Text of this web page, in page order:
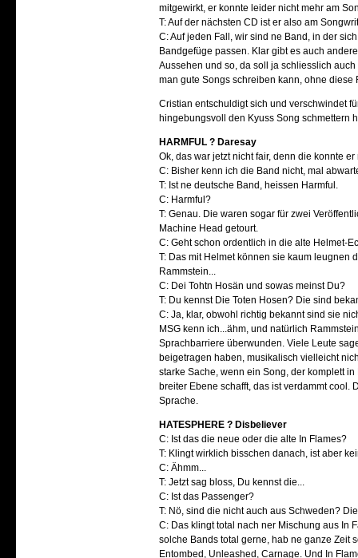
mitgewirkt, er konnte leider nicht mehr am
T: Auf der nächsten CD ist er also am
C: Auf jeden Fall, wir sind ne Band, in der
Bandgefüge passen. Klar gibt es auch
Aussehen und so, da soll ja schliesslich
man gute Songs schreiben kann, ohne
Cristian entschuldigt sich und verschwindet
hingebungsvoll den Kyuss Song schmettern
HARMFUL ? Daresay
Ok, das war jetzt nicht fair, denn die konnte
C: Bisher kenn ich die Band nicht, mal
T: Ist ne deutsche Band, heissen Harmful.
C: Harmful?
T: Genau. Die waren sogar für zwei
Machine Head getourt.
C: Geht schon ordentlich in die alte Helmet-
T: Das mit Helmet können sie kaum leugnen
Rammstein...
C: Dei Tohtn Hosän und sowas meinst Du?
T: Du kennst Die Toten Hosen? Die sind
C: Ja, klar, obwohl richtig bekannt sind sie
MSG kenn ich...ähm, und natürlich
Sprachbarriere überwunden. Viele Leute
beigetragen haben, musikalisch vielleicht
starke Sache, wenn ein Song, der komplett
breiter Ebene schafft, das ist verdammt
Sprache.
HATESPHERE ? Disbeliever
C: Ist das die neue oder die alte In Flames?
T: Klingt wirklich bisschen danach, ist aber
C: Ähmm...
T: Jetzt sag bloss, Du kennst die...
C: Ist das Passenger?
T: Nö, sind die nicht auch aus Schweden?
C: Das klingt total nach ner Mischung aus In
solche Bands total gerne, hab ne ganze Zeit
Entombed, Unleashed, Carnage. Und In